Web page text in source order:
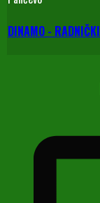
DINAMO - RADNIČKI